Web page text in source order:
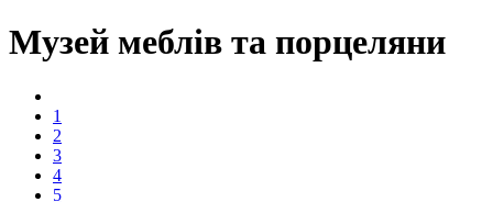
Музей меблів та порцеляни
1
2
3
4
5